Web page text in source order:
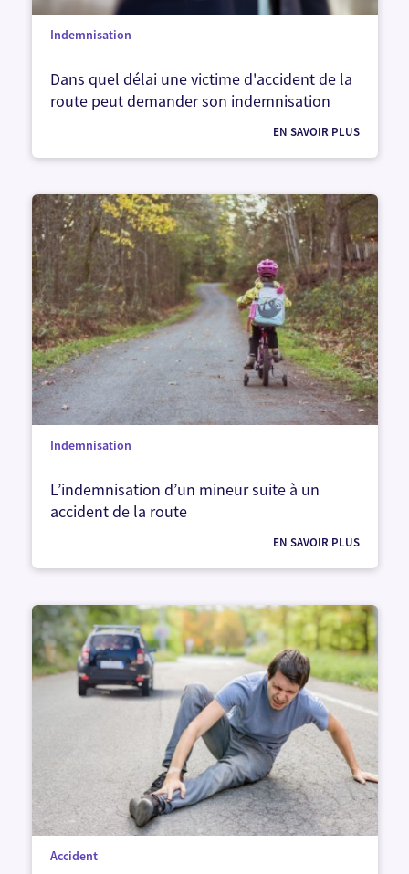
Indemnisation
Dans quel délai une victime d'accident de la
route peut demander son indemnisation
EN SAVOIR PLUS
Indemnisation
L’indemnisation d’un mineur suite à un
accident de la route
EN SAVOIR PLUS
Accident